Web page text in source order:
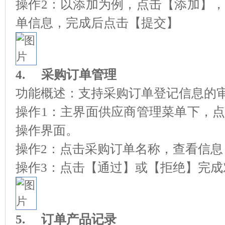
操作2：以添加为例，点击【添加】
单信息，完成后点击【提交】
4.
采购订单管理
功能概述：支持采购订单登记信息的
操作1：主界面供应商管理菜单下，
操作界面。
操作2：点击采购订单名称，查看信
操作3：点击【通过】或【拒绝】完
5. 订单产品记录